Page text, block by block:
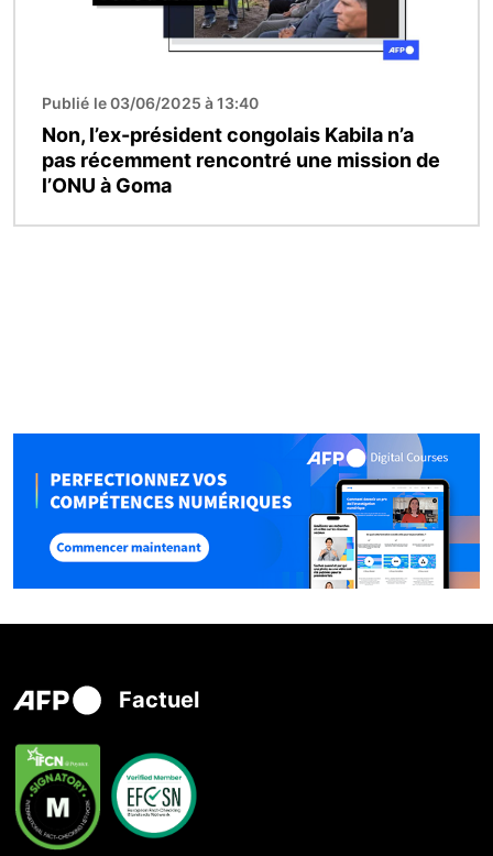
Publié le 03/06/2025 à 13:40
Non, l’ex-président congolais Kabila n’a
pas récemment rencontré une mission de
l’ONU à Goma
Factuel